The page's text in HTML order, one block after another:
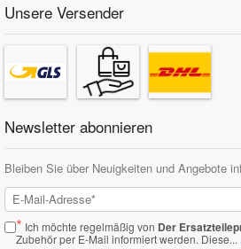
Unsere Versender
Newsletter abonnieren
Bleiben Sie über Neuigkeiten und Angebote
* Ich möchte regelmäßig von Der
Zubehör per E-Mail informiert werden. Diese...